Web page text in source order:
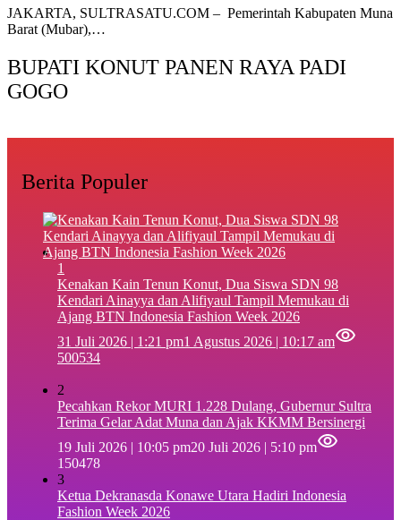
‎JAKARTA, SULTRASATU.COM – Pemerintah Kabupaten Muna
Barat (Mubar),…
BUPATI KONUT PANEN RAYA PADI
GOGO
Berita Populer
1
‎Kenakan Kain Tenun Konut, Dua Siswa SDN 98
Kendari Ainayya dan Alifiyaul Tampil Memukau di
Ajang BTN Indonesia Fashion Week 2026
31 Juli 2026 | 1:21 pm1 Agustus 2026 | 10:17 am
500534
2
Pecahkan Rekor MURI 1.228 Dulang, Gubernur Sultra
Terima Gelar Adat Muna dan Ajak KKMM Bersinergi
19 Juli 2026 | 10:05 pm20 Juli 2026 | 5:10 pm
150478
3
Ketua Dekranasda Konawe Utara Hadiri Indonesia
Fashion Week 2026